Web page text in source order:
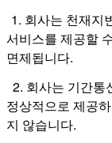
1. 회사는 천재지
서비스를 제공할
면제됩니다.
2. 회사는 기간통
정상적으로 제공
지 않습니다.